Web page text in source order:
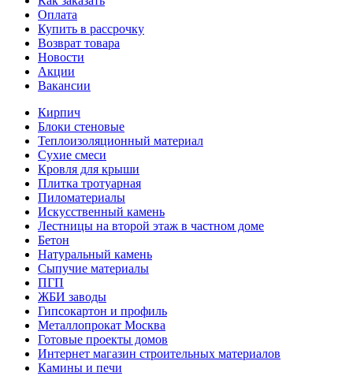
Оплата
Купить в рассрочку
Возврат товара
Новости
Акции
Вакансии
Кирпич
Блоки стеновые
Теплоизоляционный материал
Сухие смеси
Кровля для крыши
Плитка тротуарная
Пиломатериалы
Искусственный камень
Лестницы на второй этаж в частном доме
Бетон
Натуральный камень
Сыпучие материалы
ПГП
ЖБИ заводы
Гипсокартон и профиль
Металлопрокат Москва
Готовые проекты домов
Интернет магазин строительных материалов
Камины и печи